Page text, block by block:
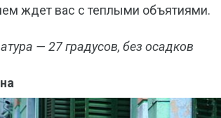
ждет вас с теплыми объятиями.
— 27 градусов, без осадков